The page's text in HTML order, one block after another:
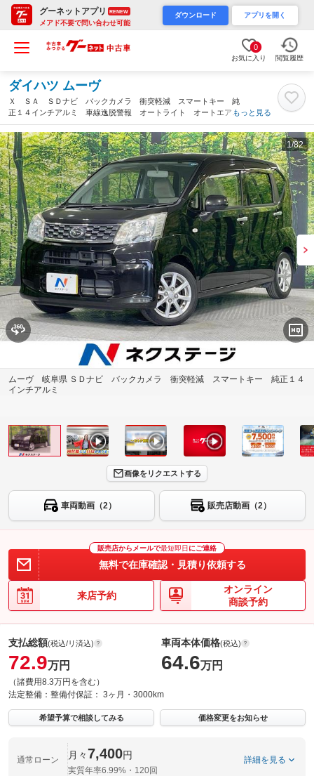
グーネットアプリ RENEW
メアド不要で問い合わせ可能
ダウンロード アプリを開く
0
お気に入り 閲覧履歴
ダイハツ ムーヴ
Ｘ ＳＡ ＳＤナビ バックカメラ 衝突軽減 スマートキー 純
正１４インチアルミ 車線逸脱警報 オートライト オートエアコ
ン Ｂｌｕｅｔｏｏｔｈ ＤＶＤ再生 地デジ（岐阜県）
もっと見る
1/82
ムーヴ 岐阜県 ＳＤナビ バックカメラ 衝突軽減 スマートキー 純正１４
インチアルミ
画像をリクエストする
車両動画（2） 販売店動画（2）
販売店からメールで最短即日 にご連絡
無料で在庫確認・見積り依頼する
来店予約
オンライン
商談予約
支払総額(税込/リ済込)
72.9万円
（諸費用8.3万円を含む）
車両本体価格(税込)
64.6万円
法定整備： 整備付保証： 3ヶ月・3000km
希望予算で相談してみる 価格変更をお知らせ
通常ローン 月々7,400円
実質年率6.99%・120回
詳細を見る